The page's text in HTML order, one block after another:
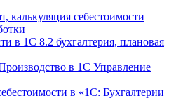
калькуляция себестоимости
в 1С 8.2 бухгалтерия, плановая
в 1С Управление
в «1С: Бухгалтерии